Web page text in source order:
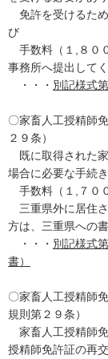
免許を受けるた
び
手数料（１,８０
事務所へ提出してく
・・・ 別記様式
〇家畜人工授精師
２９条）
既に取得された
場合に必要な手続き
手数料（１,７０
三重県外に居住
方は、三重県への
・・・ 別記様式
書）
〇家畜人工授精師
規則第２９条）
家畜人工授精師
授精師免許証の再